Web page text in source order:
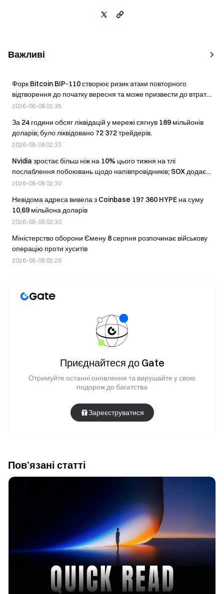
Важливі
Форк Bitcoin BIP-110 створює ризик атаки повторного
відтворення до початку вересня та може призвести до втрати
справжніх BTC
2026-08-08 02:35
За 24 години обсяг ліквідацій у мережі сягнув 189 мільйонів
доларів; було ліквідовано 72 372 трейдерів.
2026-08-08 02:33
Nvidia зростає більш ніж на 10% цього тижня на тлі
послаблення побоювань щодо напівпровідників; SOX додає
8%
2026-08-08 02:30
Невідома адреса вивела з Coinbase 197 360 HYPE на суму
10,69 мільйона доларів
2026-08-08 02:30
Міністерство оборони Ємену 8 серпня розпочинає військову
операцію проти хуситів
2026-08-08 02:28
Приєднайтеся до Gate
Отримуйте останні оновлення та вирушайте у свою
подорож до багатства
Зареєструватися
Пов’язані статті